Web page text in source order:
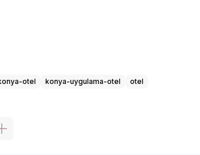
otel konya-uygulama-otel
otel